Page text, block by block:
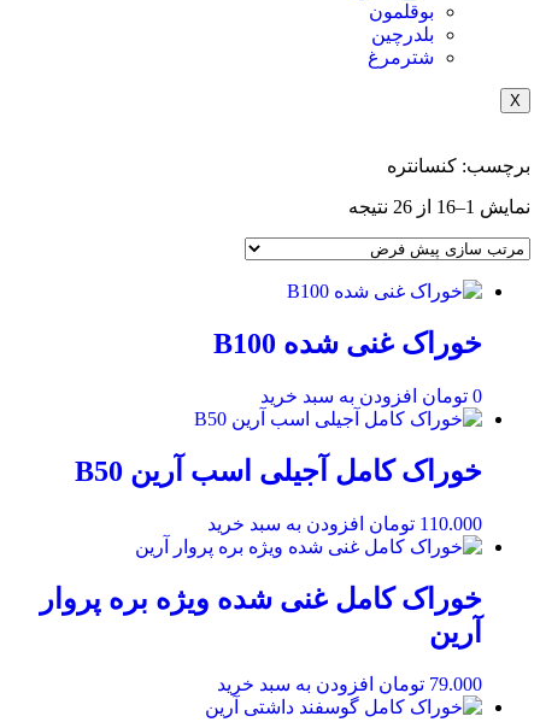
بوقلمون
بلدرچین
شترمرغ
X
برچسب: کنسانتره
نمایش 1–16 از 26 نتیجه
خوراک غنی شده B100
0 تومان افزودن به سبد خرید
خوراک کامل آجیلی اسب آرین B50
110.000 تومان افزودن به سبد خرید
خوراک کامل غنی شده ویژه بره پروار
آرین
79.000 تومان افزودن به سبد خرید